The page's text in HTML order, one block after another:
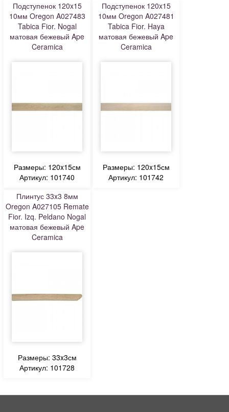
Подступенок 120x15
10мм Oregon A027483
Tabica Fior. Nogal
матовая бежевый Ape
Ceramica
Размеры: 120x15см
Артикул: 101740
Подступенок 120x15
10мм Oregon A027481
Tabica Fior. Haya
матовая бежевый Ape
Ceramica
Размеры: 120x15см
Артикул: 101742
Плинтус 33x3 8мм
Oregon A027105 Remate
Fior. Izq. Peldano Nogal
матовая бежевый Ape
Ceramica
Размеры: 33x3см
Артикул: 101728